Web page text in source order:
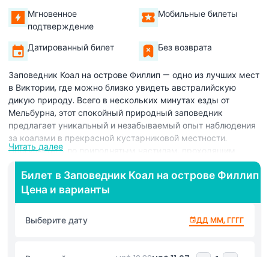
Мгновенное
подтверждение
Мобильные билеты
Датированный билет Без возврата
Заповедник Коал на острове Филлип — одно из лучших мест
в Виктории, где можно близко увидеть австралийскую
дикую природу. Всего в нескольких минутах езды от
Мельбурна, этот спокойный природный заповедник
предлагает уникальный и незабываемый опыт наблюдения
за коалами в прекрасной кустарниковой местности.
Прогуляйтесь по приподнятым настилам, проходящим
прямо среди верхушек деревьев, где вы можете наблюдать
за коалами, отдыхающими в их естественной эвкалиптовой
среде часто на уровне глаз! Эти легкодоступные дорожки
делают наблюдение за коалами интересным и безопасным
для всех возрастов. Во время прогулки обращайте
внимание на других местных животных, таких как валлаби,
Заповедник Коал включает доступ к пешеходным тропам,
Читать далее
Билет в Заповедник Коал на острове Филлип
Цена и варианты
Выберите дату ДД ММ, ГГГГ